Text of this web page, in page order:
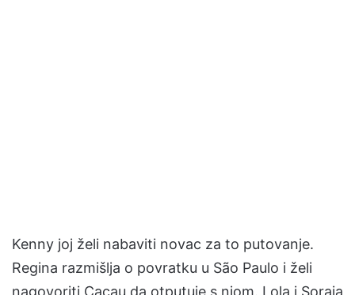
Kenny joj želi nabaviti novac za to putovanje.
Regina razmišlja o povratku u São Paulo i želi
nagovoriti Cacau da otputuje s njom. Lola i Soraia